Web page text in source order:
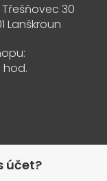
30
Lanškroun
hod.
účet?